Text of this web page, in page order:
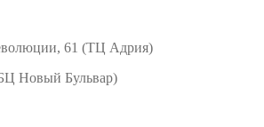
61 (ТЦ Адрия)
Новый Бульвар)